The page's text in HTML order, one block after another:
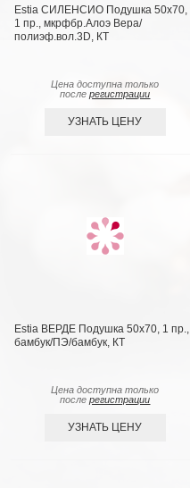
Estia СИЛЕНСИО Подушка 50х70,
1 пр., мкрфбр.Алоэ Вера/
полиэф.вол.3D, КТ
Цена доступна только
послерегистрации
УЗНАТЬ ЦЕНУ
Estia ВЕРДЕ Подушка 50х70, 1 пр.,
бамбук/ПЭ/бамбук, КТ
Цена доступна только
послерегистрации
УЗНАТЬ ЦЕНУ